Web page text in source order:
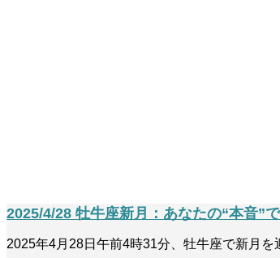
2025/4/28 牡牛座新月：あなたの“本音”
2025年4月28日午前4時31分、牡牛座で新月